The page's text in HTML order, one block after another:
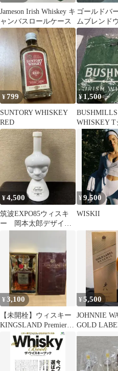
Jameson Irish Whiskey キ
ャンバスロールケース
ゴールドバ
ムブレンド
¥799
SUNTORY WHISKEY
RED
¥ 1,500
WHISKEY T
¥4,500
筑波EXPO85ウィスキ
ー 岡本太郎デザイ
¥9,500
WISKII
¥3,100
【未開栓】ウィスキー
KINGSLAND Premier
キングスランド 700
¥5,500
JOHNNIE
GOLD
RESERVE